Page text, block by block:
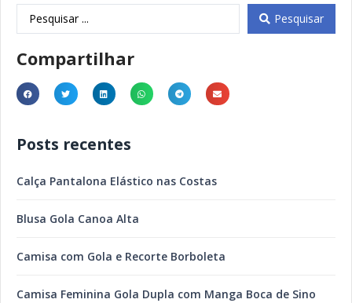
Pesquisar
Compartilhar
Posts recentes
Calça Pantalona Elástico nas Costas
Blusa Gola Canoa Alta
Camisa com Gola e Recorte Borboleta
Camisa Feminina Gola Dupla com Manga Boca de Sino